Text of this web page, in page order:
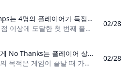
급격한 복통 Cramps는 4명의 플레이어가 득점에 있어 엄청난 변화를 겪는 매우 간단한 트릭 테이커입니다. 각 트릭에는 고유한 포인트 값이 있습니다. 때로는 부정적일 때도 있고 긍정적일 때도 있습니다. 카드를 올바르게 사용하면 최고의 결과를 얻을 수 있습니다.
크램프의 목표: 31점 이상에 도달한 첫 번째 플레이어가 되세요 플레이어 수: 4명 카드 수: 카드 52장 카드 순위: (낮음) 2 – 에이스(높음) 게임 유형: 트릭 테
02/28
고맙지 만 사양 할게 No Thanks는 플레이어 상호작용이 가득한 멋진 게임입니다. 이 게임은 재미 있고 빠르게 진행되며 가족 게임의 밤에 적합합니다! 간단하게 카드를 뽑고, 카운터를 사용해 카드 가져오기를 방지하고, 가장 낮은 점수의 카드를 모으세요.
거절의 목적: 거절의 목적은 게임이 끝날 때 가장 낮은 점수를 받은 플레이어가 되는 것입니다. 플레이어 수: 3~7명 재료: 카드 놀이 33개와 카운터 55개 게임 유형
02/28